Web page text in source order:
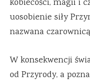
kobiecości, magii i
uosobienie siły
nazwana
W konsekwencji
od Przyrody, a